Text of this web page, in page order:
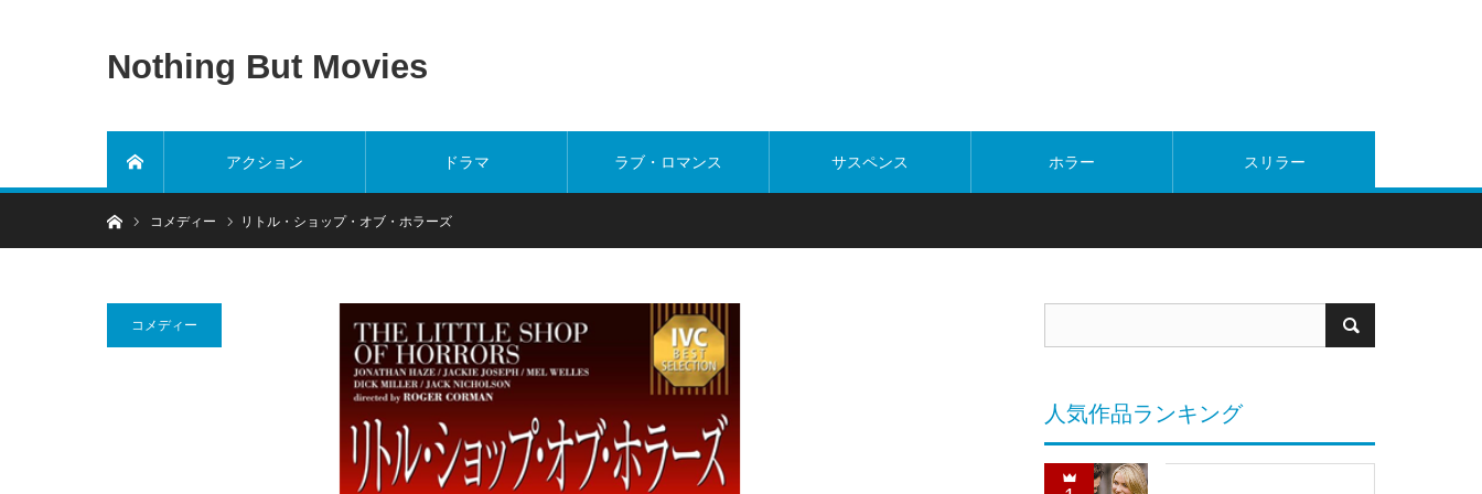
Nothing But Movies
アクション ドラマ ラブ・ロマンス サスペンス ホラー スリラー
ホームコメディー リトル・ショップ・オブ・ホラーズ
コメディー
人気作品ランキング